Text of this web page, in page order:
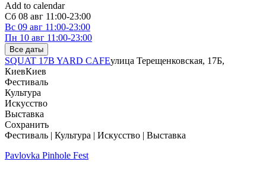
Add to calendar
Сб 08 авг 11:00-23:00
Вс 09 авг 11:00-23:00
Пн 10 авг 11:00-23:00
Все даты
SQUAT 17B YARD CAFEулица Терещенковская, 17Б,
КиевКиев
Фестиваль
Культура
Искусство
Выставка
Сохранить
Фестиваль | Культура | Искусство | Выставка
Pavlovka Pinhole Fest